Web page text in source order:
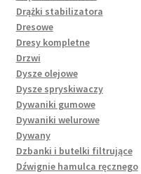
Drążki stabilizatora
Dresowe
Dresy kompletne
Drzwi
Dysze olejowe
Dysze spryskiwaczy
Dywaniki gumowe
Dywaniki welurowe
Dywany
Dzbanki i butelki filtrujące
Dźwignie hamulca ręcznego